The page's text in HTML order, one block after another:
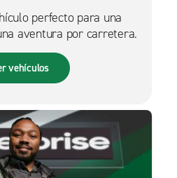
perfecto para una
aventura por carretera.
vehículos